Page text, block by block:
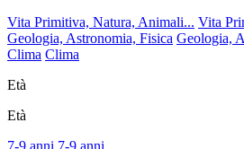
Vita Primitiva, Natura, Animali... Vita
Geologia, Astronomia, Fisica Geologia,
Clima Clima
Età
Età
7-9 anni 7-9 anni